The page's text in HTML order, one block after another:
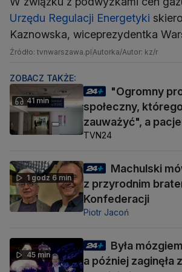
Urzędu Regulacji Energetyki
Kaznowska, wiceprezydentka
Źródło: tvnwarszawa.plAutorka/Autor: kz/r
ZOBACZ TAKŻE:
41 min
"Ogromny
społeczny,
zauważyć", a
TVN24
1 godz 6 min
Machulski
z przyrodnim
Konfederacji
Piotr Jacoń
45 min
Była
a później zaginęła